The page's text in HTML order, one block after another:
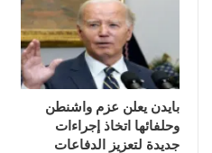
بايدن يعلن عزم واشنطن
وحلفائها اتخاذ إجراءات
جديدة لتعزيز الدفاعات